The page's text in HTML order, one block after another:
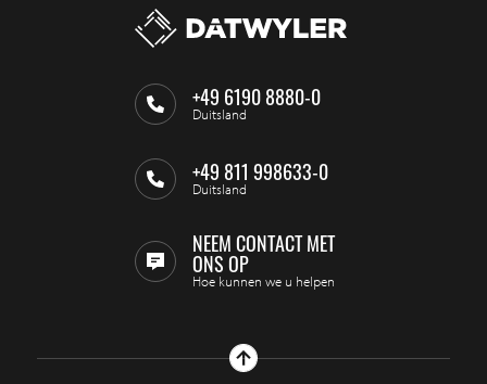
+49 6190 8880-0
Duitsland
+49 811 998633-0
Duitsland
NEEM CONTACT MET
ONS OP
Hoe kunnen we u helpen